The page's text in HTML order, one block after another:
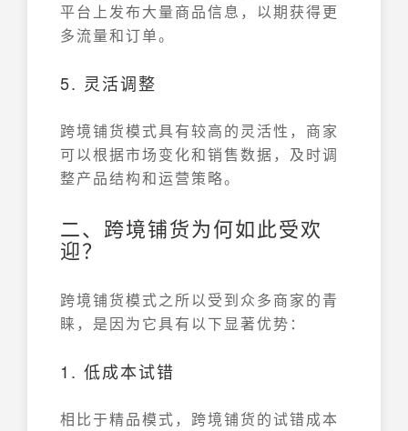
平台上发布大量商品信息，以期获得更
多流量和订单。
5. 灵活调整
跨境铺货模式具有较高的灵活性，商家
可以根据市场变化和销售数据，及时调
整产品结构和运营策略。
二、跨境铺货为何如此受欢
迎？
跨境铺货模式之所以受到众多商家的青
睐，是因为它具有以下显著优势：
1. 低成本试错
相比于精品模式，跨境铺货的试错成本